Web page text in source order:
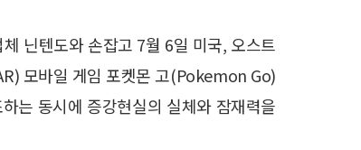
닌텐도와 손잡고 7월 6일 미국, 오스트
모바일 게임 포켓몬 고(Pokemon Go)
는 동시에 증강현실의 실체와 잠재력을